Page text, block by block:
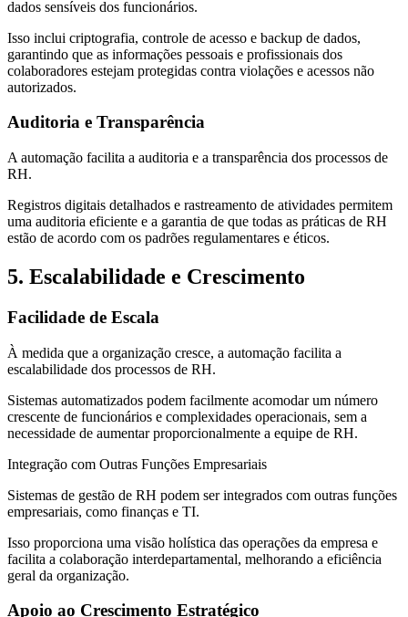
dados sensíveis dos funcionários.
Isso inclui criptografia, controle de acesso e backup de dados,
garantindo que as informações pessoais e profissionais dos
colaboradores estejam protegidas contra violações e acessos não
autorizados.
Auditoria e Transparência
A automação facilita a auditoria e a transparência dos processos de
RH.
Registros digitais detalhados e rastreamento de atividades permitem
uma auditoria eficiente e a garantia de que todas as práticas de RH
estão de acordo com os padrões regulamentares e éticos.
5. Escalabilidade e Crescimento
Facilidade de Escala
À medida que a organização cresce, a automação facilita a
escalabilidade dos processos de RH.
Sistemas automatizados podem facilmente acomodar um número
crescente de funcionários e complexidades operacionais, sem a
necessidade de aumentar proporcionalmente a equipe de RH.
Integração com Outras Funções Empresariais
Sistemas de gestão de RH podem ser integrados com outras funções
empresariais, como finanças e TI.
Isso proporciona uma visão holística das operações da empresa e
facilita a colaboração interdepartamental, melhorando a eficiência
geral da organização.
Apoio ao Crescimento Estratégico